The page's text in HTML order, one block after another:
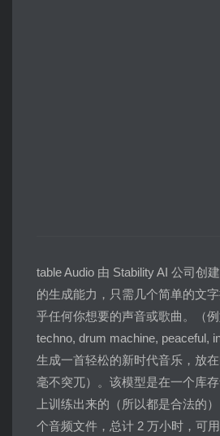
table Audio 由 Stability AI 公司创
的生成能力，只需几个简单的文
乎任何你想要的声音或歌曲。（
techno, drum machine, peaceful,
生成一首轻松的新时代音乐，放
毫不突兀）。该模型是在一个库
上训练出来的（所以都是合法的
个音频文件，总计 2 万小时，可